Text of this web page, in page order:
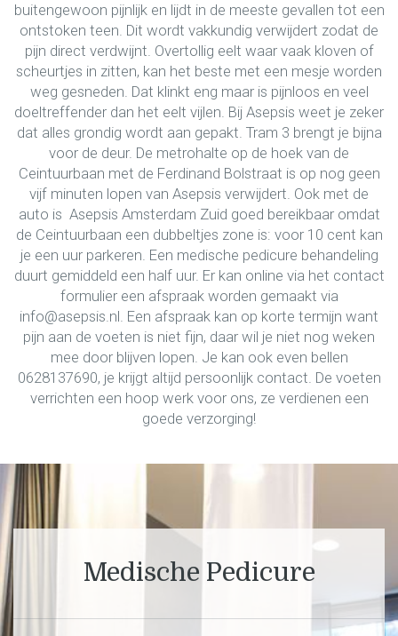
buitengewoon pijnlijk en lijdt in de meeste gevallen tot een
ontstoken teen. Dit wordt vakkundig verwijdert zodat de
pijn direct verdwijnt. Overtollig eelt waar vaak kloven of
scheurtjes in zitten, kan het beste met een mesje worden
weg gesneden. Dat klinkt eng maar is pijnloos en veel
doeltreffender dan het eelt vijlen. Bij Asepsis weet je zeker
dat alles grondig wordt aan gepakt. Tram 3 brengt je bijna
voor de deur. De metrohalte op de hoek van de
Ceintuurbaan met de Ferdinand Bolstraat is op nog geen
vijf minuten lopen van Asepsis verwijdert. Ook met de
auto is Asepsis Amsterdam Zuid goed bereikbaar omdat
de Ceintuurbaan een dubbeltjes zone is: voor 10 cent kan
je een uur parkeren. Een medische pedicure behandeling
duurt gemiddeld een half uur. Er kan online via het contact
formulier een afspraak worden gemaakt via
info@asepsis.nl. Een afspraak kan op korte termijn want
pijn aan de voeten is niet fijn, daar wil je niet nog weken
mee door blijven lopen. Je kan ook even bellen
0628137690, je krijgt altijd persoonlijk contact. De voeten
verrichten een hoop werk voor ons, ze verdienen een
goede verzorging!
Medische Pedicure